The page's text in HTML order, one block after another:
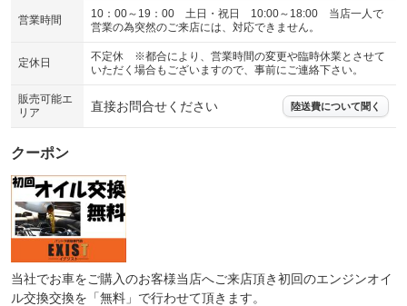
サイドカメラ
：装備なし ルーフレール
：装備なし
エアサスペンション
：装備なし ヘッドライトウォッシャー
：装備なし
営業時間
10：00～19：00 土日・祝日 10:00～18:00 当店一人で
営業の為突然のご来店には、対応できません。
定休日
不定休 ※都合により、営業時間の変更や臨時休業とさせて
いただく場合もございますので、事前にご連絡下さい。
販売可能エ
リア
直接お問合せください 陸送費について聞く
クーポン
当社でお車をご購入のお客様当店へご来店頂き初回のエンジンオイ
ル交換交換を「無料」で行わせて頂きます。